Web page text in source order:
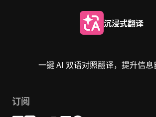
沉浸式翻译
一键 AI 双语对照翻译，提升信
订阅